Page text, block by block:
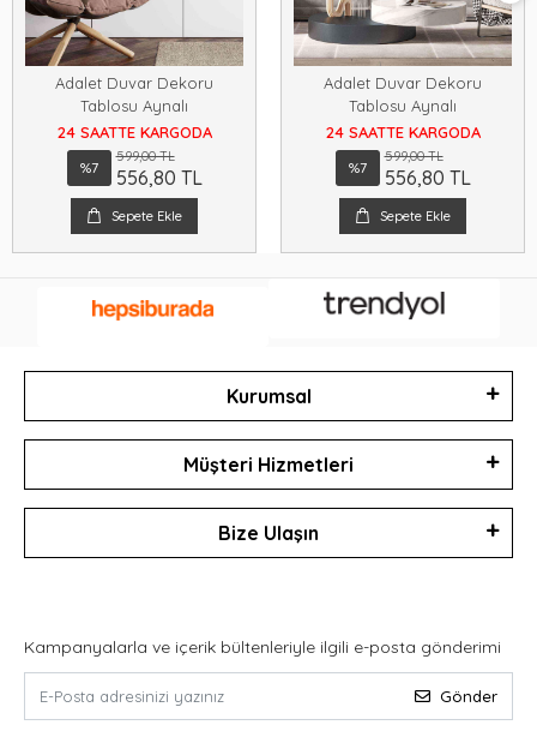
Adalet Duvar Dekoru
Tablosu Aynalı
24 SAATTE KARGODA
%7
599,00 TL
556,80 TL
Sepete Ekle
Adalet Duvar Dekoru
Tablosu Aynalı
24 SAATTE KARGODA
%7
599,00 TL
556,80 TL
Sepete Ekle
Kurumsal
Müşteri Hizmetleri
Bize Ulaşın
Kampanyalarla ve içerik bültenleriyle ilgili e-posta gönderimi
Gönder